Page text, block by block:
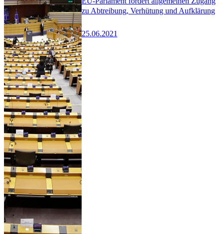
zu Abtreibung, Verhütung und Aufklärung
25.06.2021